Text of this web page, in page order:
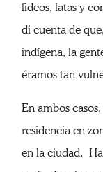
fideos, latas y
di cuenta de
indígena, la
éramos tan
En ambos
residencia en
en la ciudad.